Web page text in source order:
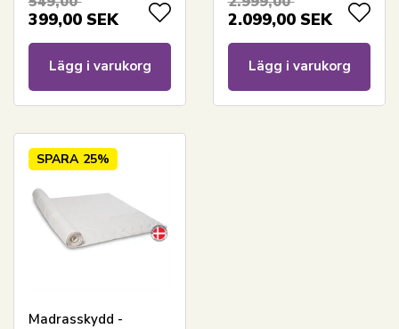
399,00 SEK
Lägg i varukorg
2.099,00 SEK
Lägg i varukorg
SPARA 25%
Madrasskydd -